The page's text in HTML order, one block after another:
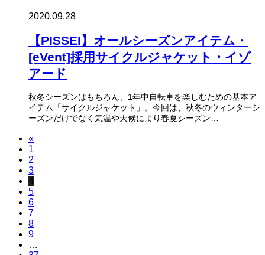
2020.09.28
【PISSEI】オールシーズンアイテム・
[eVent]採用サイクルジャケット・イゾ
アード
秋冬シーズンはもちろん、1年中自転車を楽しむための基本ア
イテム「サイクルジャケット」。今回は、秋冬のウィンターシ
ーズンだけでなく気温や天候により春夏シーズン…
«
1
2
3
4
5
6
7
8
9
…